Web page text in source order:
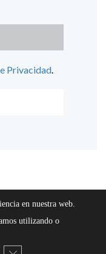
Privacidad.
en nuestra web.
utilizando o
Cerrar el banner de